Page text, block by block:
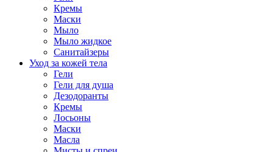
Кремы
Маски
Мыло
Мыло жидкое
Санитайзеры
Уход за кожей тела
Гели
Гели для душа
Дезодоранты
Кремы
Лосьоны
Маски
Масла